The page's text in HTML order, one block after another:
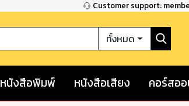
Customer support:
ทั้งหมด
หนังสือพิมพ์ หนังสือเสียง คอร์สอ